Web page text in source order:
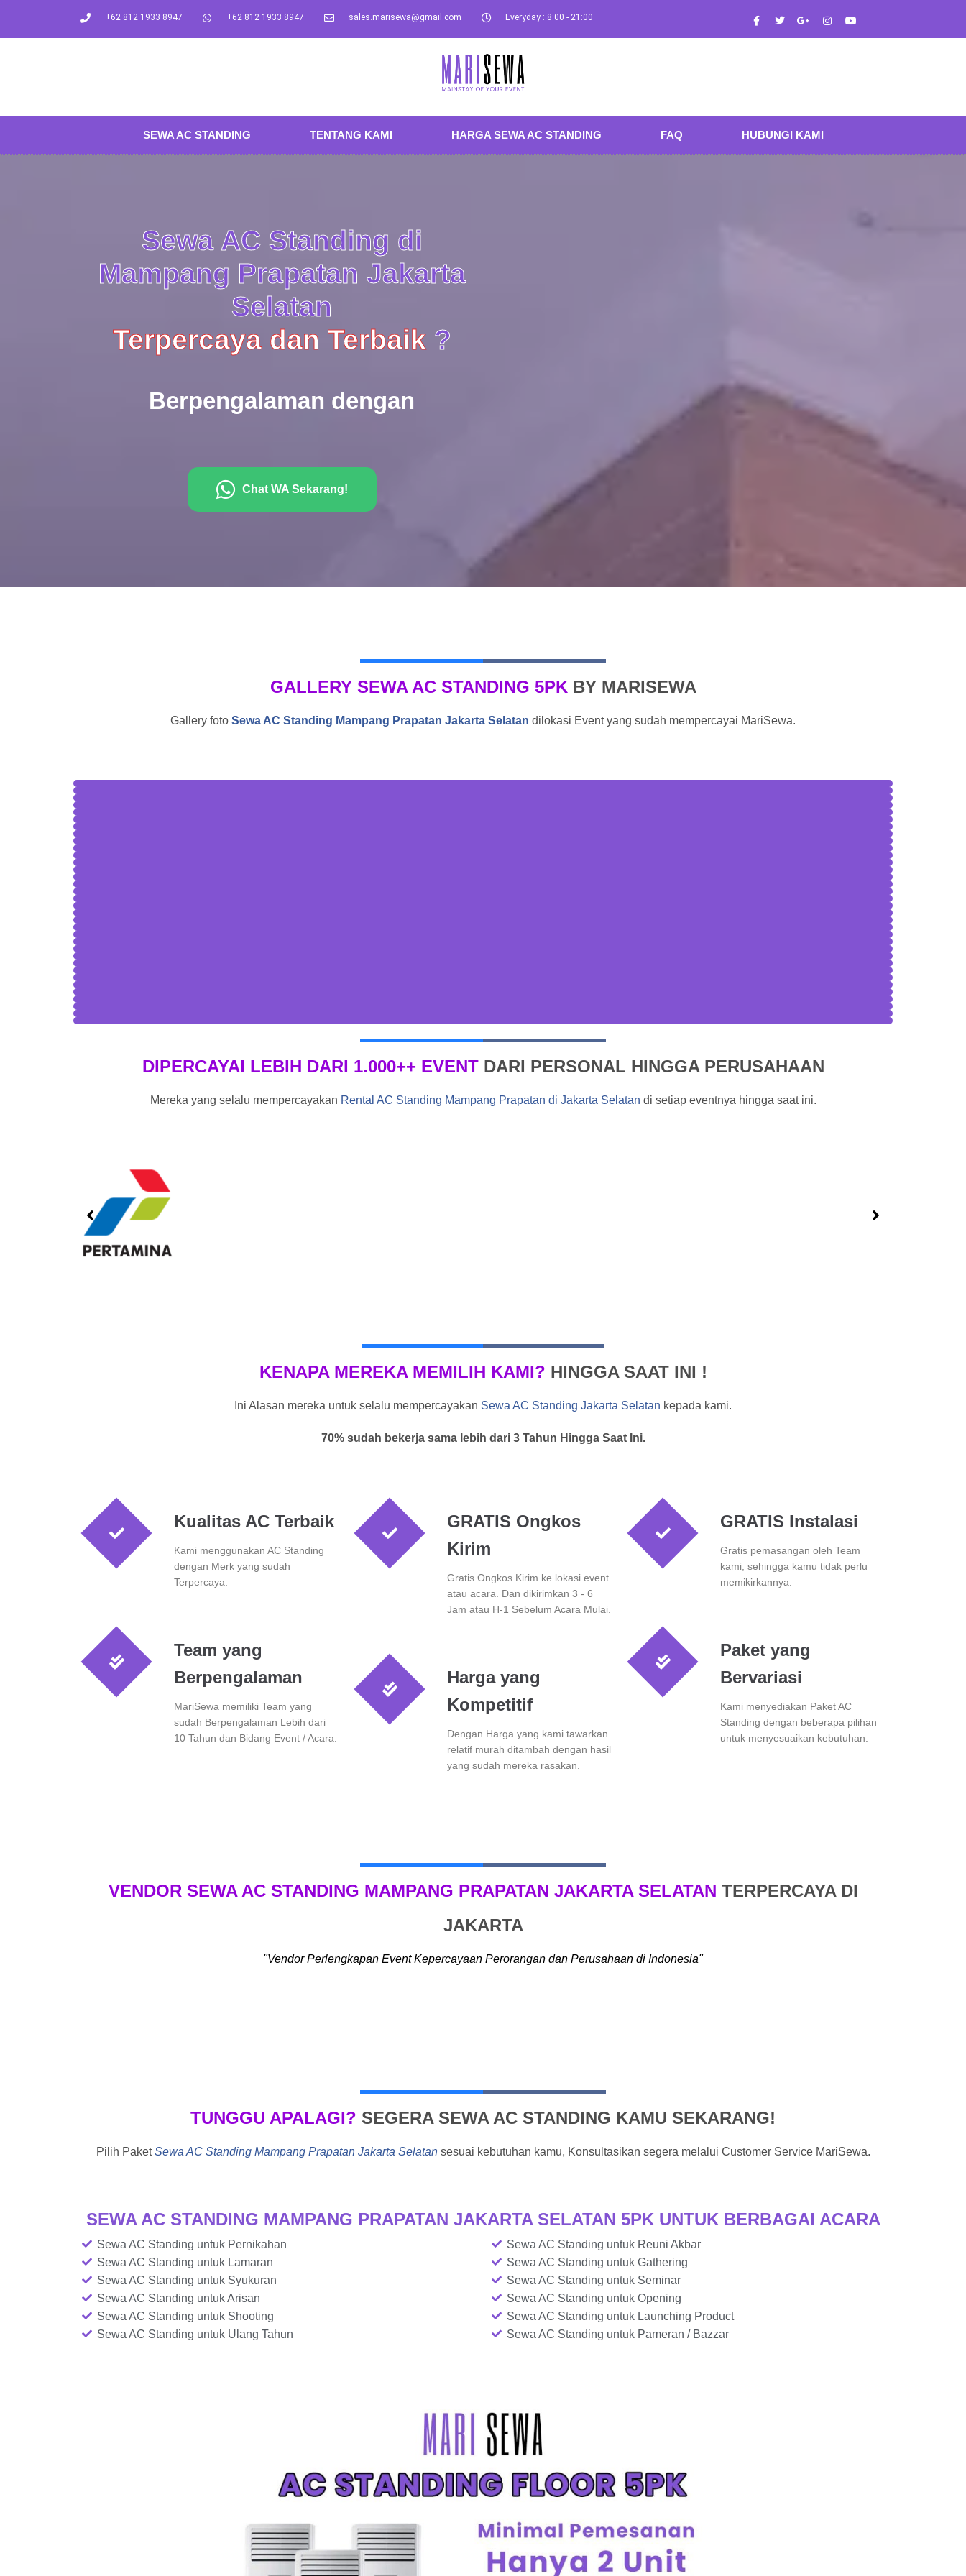
+62 812 1933 8947 +62 812 1933 8947 sales.marisewa@gmail.com Everyday : 8:00 - 21:00
SEWA AC STANDING TENTANG KAMI HARGA SEWA AC STANDING FAQ HUBUNGI KAMI
Sewa AC Standing di
Mampang Prapatan Jakarta
Selatan
Terpercaya dan Terbaik ?
Berpengalaman dengan
Chat WA Sekarang!
GALLERY SEWA AC STANDING 5PK BY MARISEWA
Gallery foto Sewa AC Standing Mampang Prapatan Jakarta Selatan dilokasi Event yang sudah mempercayai MariSewa.
DIPERCAYAI LEBIH DARI 1.000++ EVENT DARI PERSONAL HINGGA PERUSAHAAN
Mereka yang selalu mempercayakan Rental AC Standing Mampang Prapatan di Jakarta Selatan di setiap eventnya hingga saat ini.
KENAPA MEREKA MEMILIH KAMI? HINGGA SAAT INI !
Ini Alasan mereka untuk selalu mempercayakan Sewa AC Standing Jakarta Selatan kepada kami.
70% sudah bekerja sama lebih dari 3 Tahun Hingga Saat Ini.
Kualitas AC Terbaik
Kami menggunakan AC Standing
dengan Merk yang sudah
Terpercaya.
Team yang
Berpengalaman
MariSewa memiliki Team yang
sudah Berpengalaman Lebih dari
10 Tahun dan Bidang Event / Acara.
GRATIS Ongkos
Kirim
Gratis Ongkos Kirim ke lokasi event
atau acara. Dan dikirimkan 3 - 6
Jam atau H-1 Sebelum Acara Mulai.
Harga yang
Kompetitif
Dengan Harga yang kami tawarkan
relatif murah ditambah dengan hasil
yang sudah mereka rasakan.
GRATIS Instalasi
Gratis pemasangan oleh Team
kami, sehingga kamu tidak perlu
memikirkannya.
Paket yang
Bervariasi
Kami menyediakan Paket AC
Standing dengan beberapa pilihan
untuk menyesuaikan kebutuhan.
VENDOR SEWA AC STANDING MAMPANG PRAPATAN JAKARTA SELATAN TERPERCAYA DI
JAKARTA
"Vendor Perlengkapan Event Kepercayaan Perorangan dan Perusahaan di Indonesia"
TUNGGU APALAGI? SEGERA SEWA AC STANDING KAMU SEKARANG!
Pilih PaketSewa AC Standing Mampang Prapatan Jakarta Selatansesuai kebutuhan kamu, Konsultasikan segera melalui Customer Service MariSewa.
SEWA AC STANDING MAMPANG PRAPATAN JAKARTA SELATAN 5PK UNTUK BERBAGAI ACARA
Sewa AC Standing untuk Pernikahan
Sewa AC Standing untuk Lamaran
Sewa AC Standing untuk Syukuran
Sewa AC Standing untuk Arisan
Sewa AC Standing untuk Shooting
Sewa AC Standing untuk Ulang Tahun
Sewa AC Standing untuk Reuni Akbar
Sewa AC Standing untuk Gathering
Sewa AC Standing untuk Seminar
Sewa AC Standing untuk Opening
Sewa AC Standing untuk Launching Product
Sewa AC Standing untuk Pameran / Bazzar